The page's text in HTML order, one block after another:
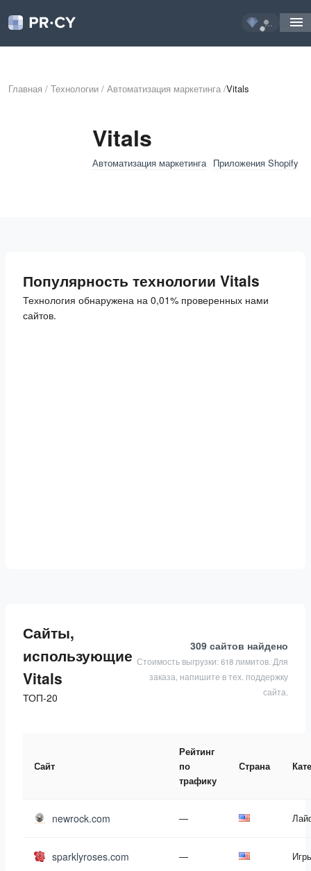
...
Главная / Технологии / Автоматизация маркетинга /Vitals
Vitals
Автоматизация маркетинга Приложения Shopify
Популярность технологии Vitals
Технология обнаружена на 0,01% проверенных нами
сайтов.
Сайты,
использующие
Vitals
ТОП-20
309 сайтов найдено
Стоимость выгрузки: 618 лимитов. Для
заказа, напишите в тех. поддержку
сайта.
Сайт
Рейтинг
по
трафику
Страна
newrock.com —
sparklyroses.com —